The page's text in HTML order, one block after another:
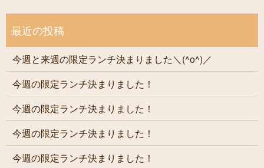
今週と来週の限定ランチ決まりました＼(^o^)／
今週の限定ランチ決まりました！
今週の限定ランチ決まりました！
今週の限定ランチ決まりました！
今週の限定ランチ決まりました！